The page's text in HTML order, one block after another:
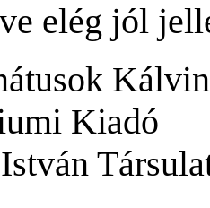
elég jól
Kiadó